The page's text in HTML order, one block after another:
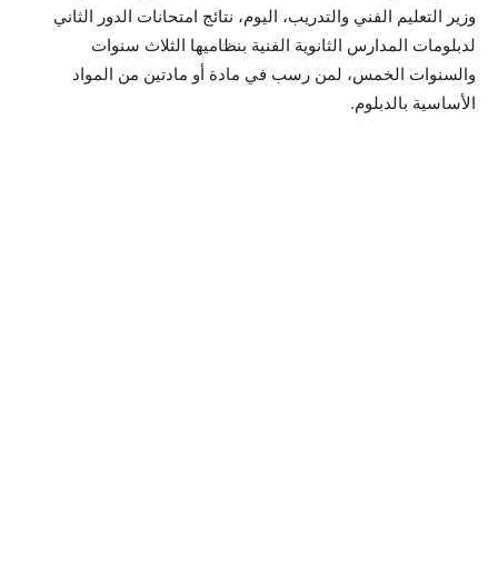
وزير التعليم الفني والتدريب، اليوم، نتائج امتحانات الدور الثاني
لدبلومات المدارس الثانوية الفنية بنظاميها الثلاث سنوات
والسنوات الخمس، لمن رسب في مادة أو مادتين من المواد
الأساسية بالدبلوم.